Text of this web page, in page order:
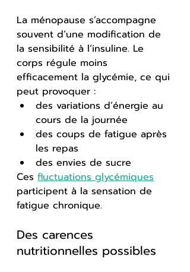
La ménopause s’accompagne
souvent d’une modification de
la sensibilité à l’insuline. Le
corps régule moins
efficacement la glycémie, ce qui
peut provoquer :
des variations d’énergie au
cours de la journée
des coups de fatigue après
les repas
des envies de sucre
Ces fluctuations glycémiques
participent à la sensation de
fatigue chronique.
Des carences
nutritionnelles possibles